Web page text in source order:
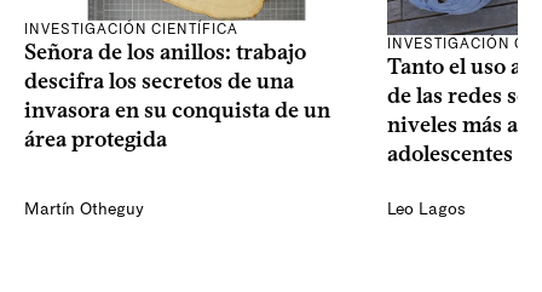
INVESTIGACIÓN CIENTÍFICA
Señora de los anillos: trabajo
descifra los secretos de una
invasora en su conquista de un
área protegida
Martín Otheguy
INVESTIGACIÓN
Tanto el uso
de las redes
niveles más
adolescentes
Leo Lagos